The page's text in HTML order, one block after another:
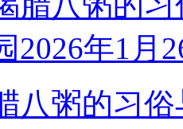
2026年1月
八粥的习